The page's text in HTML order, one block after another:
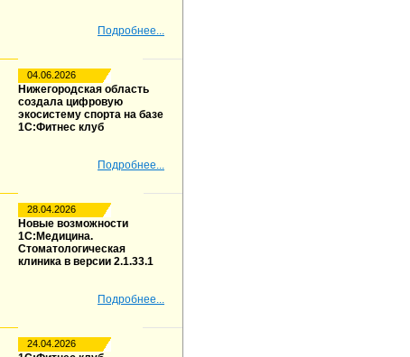
Подробнее...
04.06.2026
Нижегородская область
создала цифровую
экосистему спорта на базе
1С:Фитнес клуб
Подробнее...
28.04.2026
Новые возможности
1С:Медицина.
Стоматологическая
клиника в версии 2.1.33.1
Подробнее...
24.04.2026